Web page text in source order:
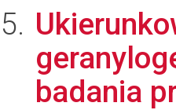
badania